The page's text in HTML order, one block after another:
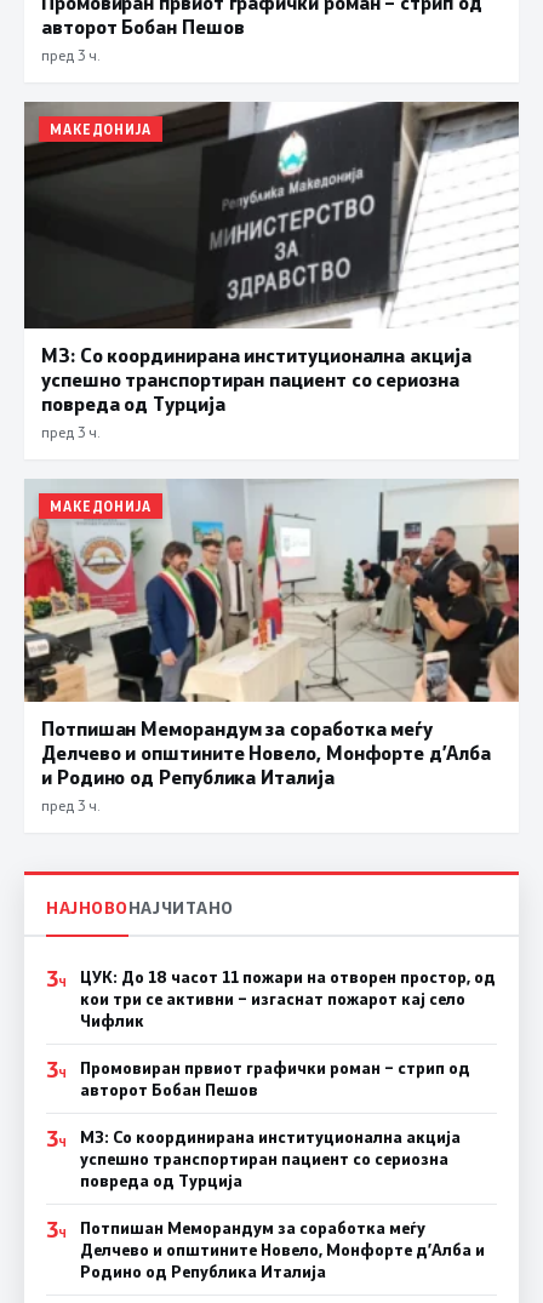
авторот Бобан Пешов
пред 3 ч.
МАКЕДОНИЈА
МЗ: Со координирана институционална акција
успешно транспортиран пациент со сериозна
повреда од Турција
пред 3 ч.
МАКЕДОНИЈА
Потпишан Меморандум за соработка меѓу
Делчево и општините Новело, Монфорте д’Алба
и Родино од Република Италија
пред 3 ч.
НАЈНОВОНАЈЧИТАНО
3Ч
ЦУК: До 18 часот 11 пожари на отворен простор, од
кои три се активни – изгаснат пожарот кај село
Чифлик
3Ч
Промовиран првиот графички роман – стрип од
авторот Бобан Пешов
3Ч
МЗ: Со координирана институционална акција
успешно транспортиран пациент со сериозна
повреда од Турција
3Ч
Потпишан Меморандум за соработка меѓу
Делчево и општините Новело, Монфорте д’Алба и
Родино од Република Италија